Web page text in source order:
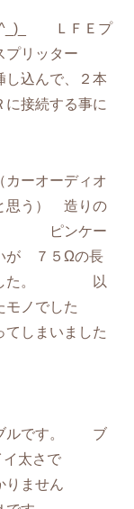
ＬＦＥプ
プリッター
し込んで、２本
に接続する事に
カーオーディオ
思う） 造りの
。 ピンケー
が ７５Ωの長
ました。 以
モノでした
しまいました
ブルです。 ブ
太さで
ません